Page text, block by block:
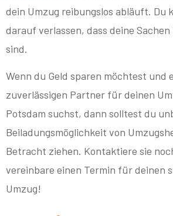
dein Umzug reibungslos abläuft. Du
darauf verlassen, dass deine
sind.
Wenn du Geld sparen möchtest und
zuverlässigen Partner für deinen
Potsdam suchst, dann solltest du
Beiladungsmöglichkeit von
Betracht ziehen. Kontaktiere sie
vereinbare einen Termin für deinen
Umzug!